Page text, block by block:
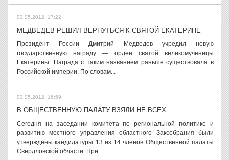
03.05.2012, 17:22
МЕДВЕДЕВ РЕШИЛ ВЕРНУТЬСЯ К СВЯТОЙ ЕКАТЕРИНЕ
Президент России Дмитрий Медведев учредил новую
государственную награду — орден святой великомученицы
Екатерины. Награда с таким названием раньше существовала в
Российской империи. По словам...
03.05.2012, 16:59
В ОБЩЕСТВЕННУЮ ПАЛАТУ ВЗЯЛИ НЕ ВСЕХ
Сегодня на заседании комитета по региональной политике и
развитию местного управления областного Заксобрания были
утверждены кандидатуры 13 из 14 членов Общественной палаты
Свердловской области. При...